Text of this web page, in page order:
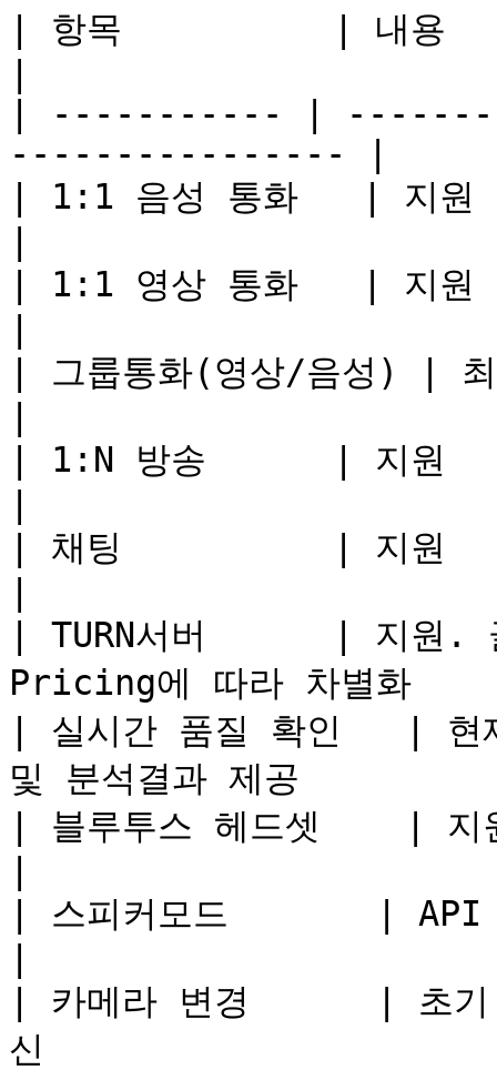
| 항목          | 내용
| ----------- |
---------------- |
| 1:1 음성 통화   | 지원
| 1:1 영상 통화   | 지원
| 그룹통화(영상/음성) |
| 1:N 방송      | 지원
| 채팅          | 지원
| TURN서버      | 지원.
Pricing에 따라 차별
| 실시간 품질 확인   | 현
및 분석결과 제공
| 블루투스 헤드셋    | 지
| 스피커모드       | API
| 카메라 변경      | 초기
신